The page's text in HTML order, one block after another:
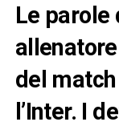
Le parole
del
l’Inter. I